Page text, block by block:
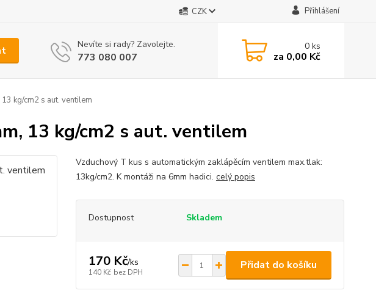
CZK Přihlášení
Nevíte si rady? Zavolejte.
773 080 007
0ks
za 0,00 Kč
kg/cm2 s aut. ventilem
13 kg/cm2 s aut. ventilem
Vzduchový T kus s automatickým zaklápěcím ventilem max.tlak:
13kg/cm2. K montáži na 6mm hadici. celý popis
Dostupnost Skladem
170 Kč/ks
140 Kč bez DPH
Přidat do košíku